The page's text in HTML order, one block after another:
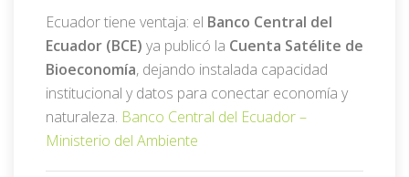
Ecuador tiene ventaja: el Banco Central del
Ecuador (BCE) ya publicó la Cuenta Satélite de
Bioeconomía, dejando instalada capacidad
institucional y datos para conectar economía y
naturaleza. Banco Central del Ecuador –
Ministerio del Ambiente